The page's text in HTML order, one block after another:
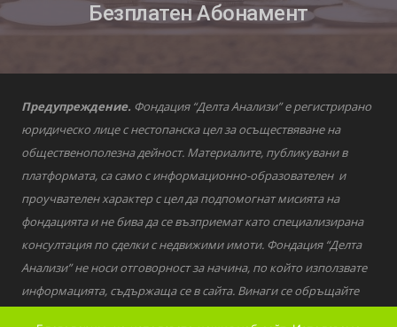
Безплатен Абонамент
Предупреждение. Фондация “Делта Анализи” е регистрирано
юридическо лице с нестопанска цел за осъществяване на
общественополезна дейност. Материалите, публикувани в
платформата, са само с информационно-образователен и
проучвателен характер с цел да подпомогнат мисията на
фондацията и не бива да се възприемат като специализирана
консултация по сделки с недвижими имоти. Фондация “Делта
Анализи” не носи отговорност за начина, по който използвате
информацията, съдържаща се в сайта. Винаги се обръщайте